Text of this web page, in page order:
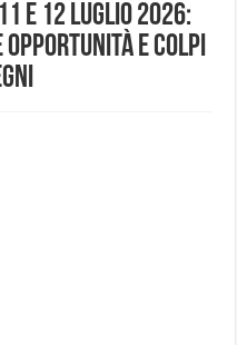
e 12 luglio 2026:
opportunità e colpi